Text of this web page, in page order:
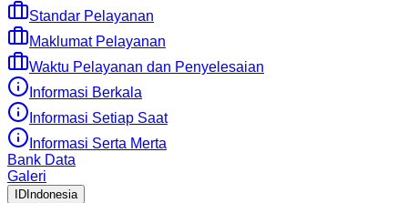
Standar Pelayanan
Maklumat Pelayanan
Waktu Pelayanan dan Penyelesaian
Informasi Berkala
Informasi Setiap Saat
Informasi Serta Merta
Bank Data
Galeri
ID Indonesia